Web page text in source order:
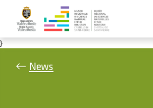
Salta al contenuto principale
}
News